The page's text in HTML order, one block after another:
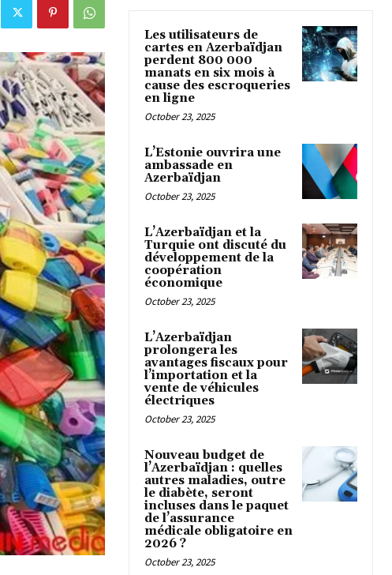
Les utilisateurs de
cartes en Azerbaïdjan
perdent 800 000
manats en six mois à
cause des escroqueries
en ligne
October 23, 2025
L’Estonie ouvrira une
ambassade en
Azerbaïdjan
October 23, 2025
L’Azerbaïdjan et la
Turquie ont discuté du
développement de la
coopération
économique
October 23, 2025
L’Azerbaïdjan
prolongera les
avantages fiscaux pour
l’importation et la
vente de véhicules
électriques
October 23, 2025
Nouveau budget de
l’Azerbaïdjan : quelles
autres maladies, outre
le diabète, seront
incluses dans le paquet
de l’assurance
médicale obligatoire en
2026 ?
October 23, 2025